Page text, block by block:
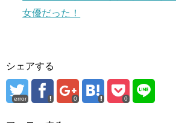
女優だった！
シェアする
error 0 0